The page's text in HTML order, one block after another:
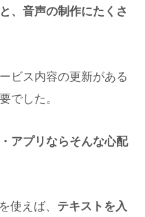
、音声の制作にたくさ
ビス内容の更新がある
でした。
アプリならそんな心配
使えば、 テキストを入